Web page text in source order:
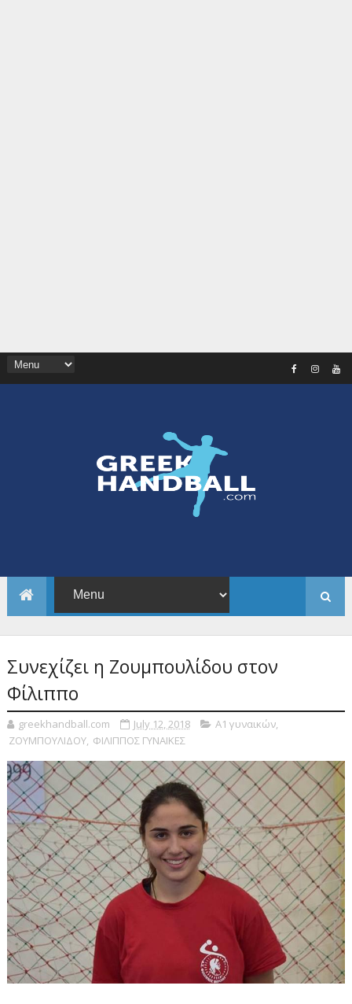
Συνεχίζει η Ζουμπουλίδου στον
Φίλιππο
greekhandball.com July 12, 2018 Α1 γυναικών,
ΖΟΥΜΠΟΥΛΙΔΟΥ, ΦΙΛΙΠΠΟΣ ΓΥΝΑΙΚΕΣ